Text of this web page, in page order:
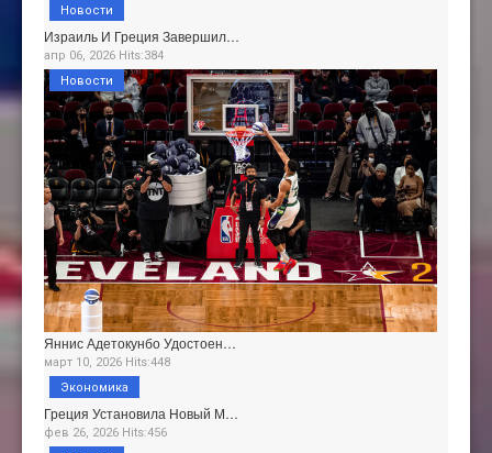
Израиль И Греция Завершил…
апр 06, 2026 Hits:384
Новости
Яннис Адетокунбо Удостоен…
март 10, 2026 Hits:448
Новости
Греция Установила Новый М…
фев 26, 2026 Hits:456
Экономика